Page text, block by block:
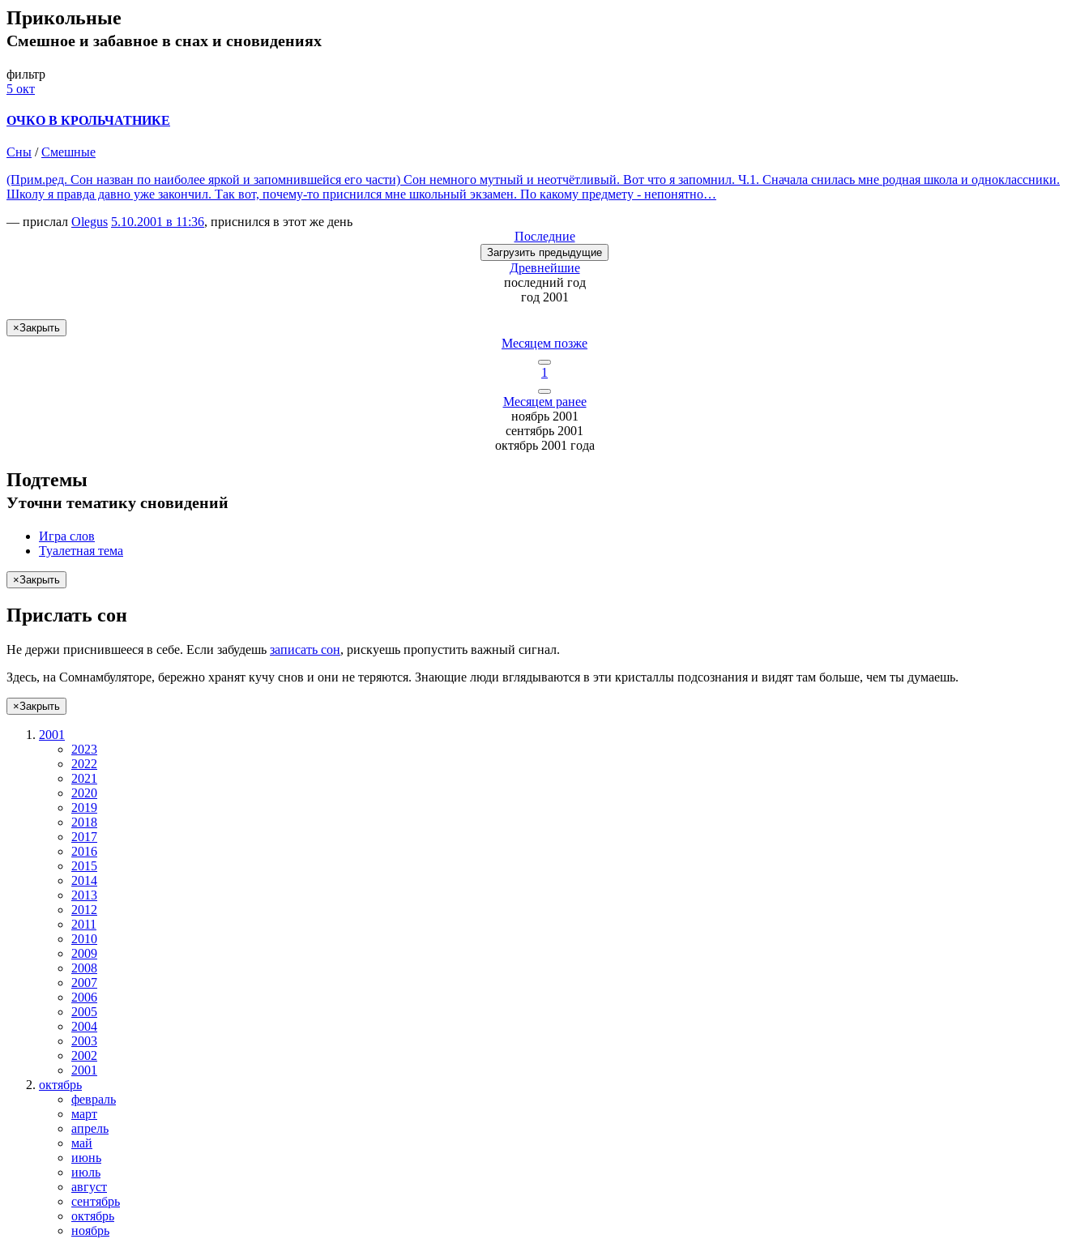
Прикольные
Смешное и забавное в снах и сновидениях
фильтр
5 окт
ОЧКО В КРОЛЬЧАТНИКЕ
Сны /Смешные
(Прим.ред. Сон назван по наиболее яркой и запомнившейся его части) Сон немного мутный и неотчётливый. Вот что я запомнил. Ч.1. Сначала снилась мне родная школа и одноклассники.
Школу я правда давно уже закончил. Так вот, почему-то приснился мне школьный экзамен. По какому предмету - непонятно…
— прислал Olegus 5.10.2001 в 11:36, приснился в этот же день
Последние
Загрузить предыдущие
Древнейшие
последний год
год 2001
×Закрыть
Месяцем позже
1
Месяцем ранее
ноябрь 2001
сентябрь 2001
октябрь 2001 года
Подтемы
Уточни тематику сновидений
Игра слов
Туалетная тема
×Закрыть
Прислать сон
Не держи приснившееся в себе. Если забудешь записать сон, рискуешь пропустить важный сигнал.
Здесь, на Сомнамбуляторе, бережно хранят кучу снов и они не теряются. Знающие люди вглядываются в эти кристаллы подсознания и видят там больше, чем ты думаешь.
×Закрыть
2001
2023
2022
2021
2020
2019
2018
2017
2016
2015
2014
2013
2012
2011
2010
2009
2008
2007
2006
2005
2004
2003
2002
2001
октябрь
февраль
март
апрель
май
июнь
июль
август
сентябрь
октябрь
ноябрь